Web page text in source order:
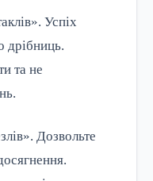
Успіх
дрібниць.
та не
Дозвольте